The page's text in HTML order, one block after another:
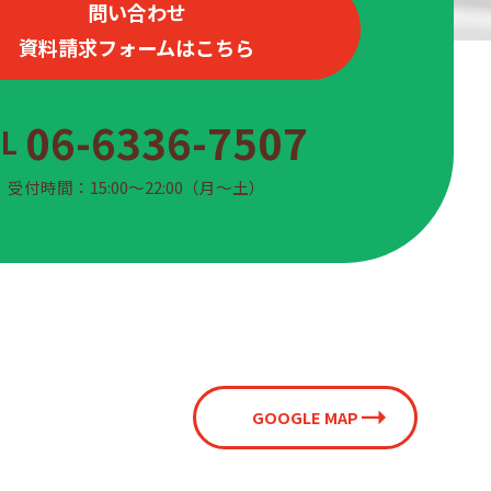
問い合わせ
資料請求フォームはこちら
06-6336-7507
受付時間：15:00〜22:00（月〜土）
GOOGLE MAP